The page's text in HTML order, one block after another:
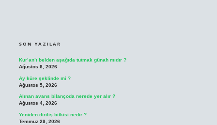
SON YAZILAR
Kur’an’ı belden aşağıda tutmak günah mıdır ?
Ağustos 6, 2026
Ay küre şeklinde mi ?
Ağustos 5, 2026
Alınan avans bilançoda nerede yer alır ?
Ağustos 4, 2026
Yeniden diriliş bitkisi nedir ?
Temmuz 29, 2026